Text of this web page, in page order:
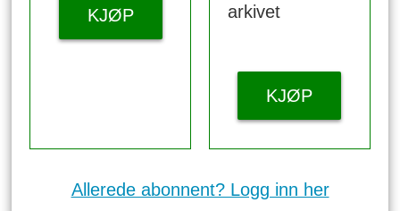
KJØP
arkivet
KJØP
Allerede abonnent? Logg inn her